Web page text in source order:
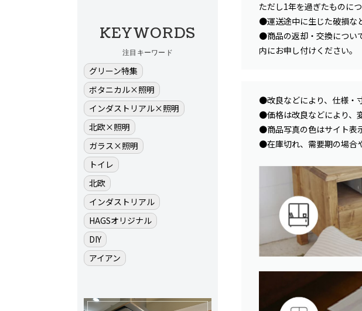
ただし1年を過ぎたものに
●運送途中に生じた破損な
●商品の返却・交換につい
内にお申し付けください。
●改良などにより、仕様・
●価格は改良などにより、
●商品写真の色はサイト表
●在庫切れ、需要期の場合
KEYWORDS
注目キーワード
グリーン特集
ボタニカル×照明
インダストリアル×照明
北欧×照明
ガラス×照明
トイレ
北欧
インダストリアル
HAGSオリジナル
DIY
アイアン